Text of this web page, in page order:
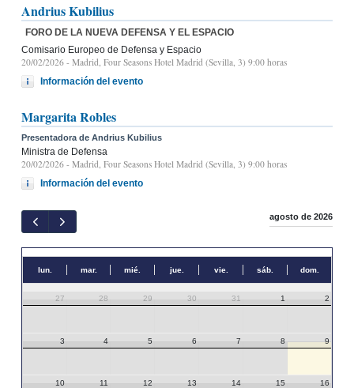
Andrius Kubilius
FORO DE LA NUEVA DEFENSA Y EL ESPACIO
Comisario Europeo de Defensa y Espacio
20/02/2026 - Madrid, Four Seasons Hotel Madrid (Sevilla, 3) 9:00 horas
Información del evento
Margarita Robles
Presentadora de Andrius Kubilius
Ministra de Defensa
20/02/2026 - Madrid, Four Seasons Hotel Madrid (Sevilla, 3) 9:00 horas
Información del evento
agosto de 2026
lun. mar. mié. jue. vie. sáb. dom.
27 28 29 30 31 1 2
3 4 5 6 7 8 9
10 11 12 13 14 15 16